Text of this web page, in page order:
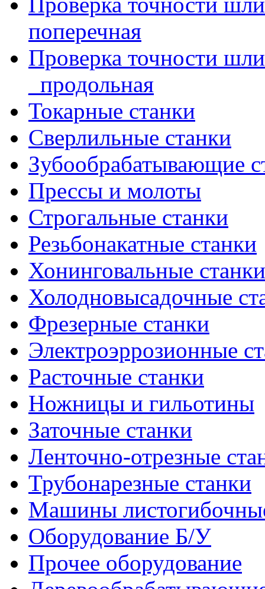
поперечная
Проверка точности
_продольная
Токарные станки
Сверлильные станки
Зубообрабатывающие
Прессы и молоты
Строгальные станки
Резьбонакатные станки
Хонинговальные станки
Холодновысадочные
Фрезерные станки
Электроэррозионные
Расточные станки
Ножницы и гильотины
Заточные станки
Ленточно-отрезные
Трубонарезные станки
Машины
Оборудование Б/У
Прочее оборудование